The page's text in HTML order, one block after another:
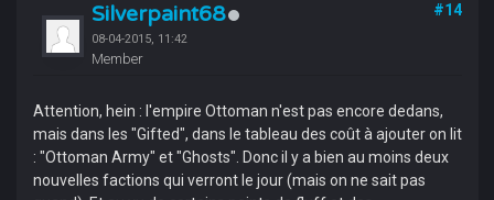
Silverpaint68
08-04-2015, 11:42
Member
#14
Attention, hein : l'empire Ottoman n'est pas encore dedans,
mais dans les "Gifted", dans le tableau des coût à ajouter on lit
: "Ottoman Army" et "Ghosts". Donc il y a bien au moins deux
nouvelles factions qui verront le jour (mais on ne sait pas